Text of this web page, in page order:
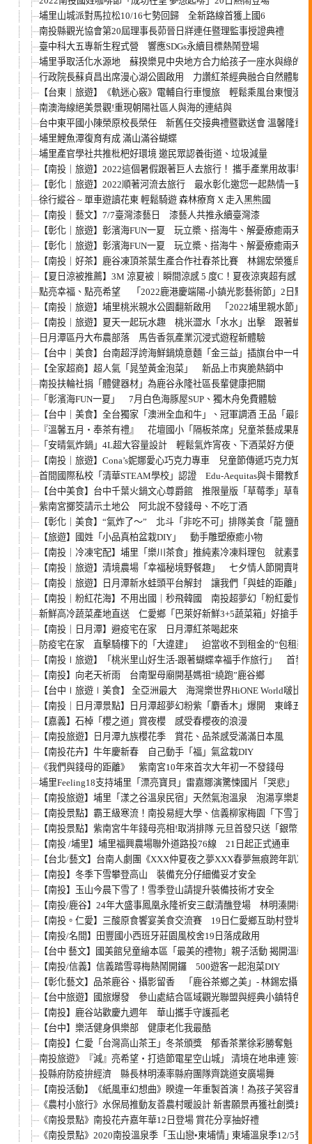
埔里山城派對馬拉松10/16七勢回歸 全新路線首獲上國6
南投縣觀光協會第20屆理事長茆晉日牂連任暨理監事授證典禮
臺中科大五專新生程式營 響應SDGs永續目標熱鬧登場
埔里爭取活化水源地 蘇揆樂見中央地方合力給孩子一座水與綠的
行政院長蘇貞昌出席漫心湖公園啟用 力讚紅茶經典融合自然體驗
【台東｜旅遊】《軌迷心竅》電輔自行車慢旅 輕鬆乘風台東慢漫遊
南澳海線絕美景觀!重現朝陽社區人與海的連結與
台中東平國小陳榮原校長榮任 新舊任交接典禮暨歡送會 溫馨隆重
埔里鯉魚潭復育有成 滿山滿谷蝴蝶
埔里產官學社共推枇杷好環境 邀民眾認養街道、垃圾減量
【南投｜旅遊】2022這個暑假跟著巨人去旅行！ 攜手產業用故事導
【彰化｜旅遊】2022順著河流去旅行 最水彰化邀您一起熱情一夏
徐行縱谷 ~ 單車遊讀花東 輕鬆騎遊 森林療育 X 走入黑熊國
【南投｜藝文】7/7臺灣漆藝日 漆藝人共推永續臺灣漆
【彰化｜旅遊】彰濱海FUN一夏 玩立槳、搭海牛、解憂療癒兩天
【彰化｜旅遊】彰濱海FUN一夏 玩立槳、搭海牛、解憂療癒兩天
【南投｜好茶】鹿谷凍頂茶葉生產合作社春茶比賽 林錫宏榮獲烏
【夏日涼被推薦】3M 涼夏被｜瞬間涼感 5 度C！夏夜涼爽超有感
點亮幸福、點亮希望 「2022鹿港慶端陽-小鎮光影藝術節」2日點
【南投｜旅遊】埔里桃米親水公園翻新啟用 「2022埔里親水節」
【南投｜旅遊】夏天一起玩水趣 桃米澀水「水水」出擊 跟著蝴
日月潭區丹大布農部落 馬告香氛產業沉浸式遊程新體驗
【台中｜美食】台南超浮誇海鮮鍋燒意麵「金三益」插旗台中一
【全家超商】超人氣「晁堃黃金泡菜」 新品上市爽脆熱銷中
南投扶輪社捐「體健器材」為鹿谷永隆社區長輩健康把關
「彰濱海FUN一夏」 7月白色海豚屋SUP、獨木舟免費體驗
【台中｜美食】全台獨家「澳洲全血和牛」、冠軍調酒 王品「最肉
『溫馨五月‧奉茶有禮』 花壇國小「隔板茶席」兒童茶藝成果展
「安晴氣炸鍋」4L超大容量設計 輕鬆氣炸宵夜、下酒菜好方便
【南投｜旅遊】Cona’s妮娜愛心巧克力專車 兒童節傳遞巧克力知
首間國際私校「清華STEAM學校」認證 Edu-Aequitas與卡爾教育
【台中美食】台中千葉火鍋文心尊爵館 推限量版「草莓季」草莓
紫南宮擲筊請示土地公 阿北說不發錢母、不吃丁酒
【彰化｜美食】“氣炸了～” 北斗「非吃不可」排隊美食「龍 鹽酥
【旅遊】國姓「小品真柏盆栽DIY」 動手雕塑療癒小物
【南投｜冷凍宅配】埔里「樂川茶食」推純素冷凍料理包 就素要
【南投｜旅遊】清境農場「幸福秘境野餐趣」 七夕情人節開賣啦!!
【南投｜旅遊】日月潭新水蛙頭平台解封 讓我們「與蛙的距離」
【南投｜粉紅花海】不用出國｜秒飛韓國 南投超夢幻「粉紅愛情
新鮮高冷蔬菜產地直送 仁愛鄉「巴萊好新鮮3+5蔬菜箱」好搶手
【南投｜日月潭】避疫宅在家 日月潭紅茶喝起來
防疫宅在家 直擊騎樓下的「大違建」 迫當收不到租金的“包租婆”
【南投∣旅遊】「桃米里山好生活-跟著蝴蝶幸福手作旅行」 首發
【南投】向老天祈雨 台南聖母廟開基媽祖“繞跑”鹿谷鄉
【台中∣旅遊∣美食】 全亞洲最大 海灣樂世界HiONE World啵比
【南投｜日月潭景點】日月潭超夢幻粉紫「麝香木」爆開 東峰五
【嘉義】石棹「櫻之道」賞夜櫻 感受春櫻夜的浪漫
【南投旅遊】日月潭九族櫻花季 賞花、品茶感受滿滿日本風
【南投花卉】牛年慶新春 自己動手「福」氣盆栽DIY
《我們與錢母的距離》 紫南宮10年來首次大年初一不發錢母
埔里Feeling18支持埔里「漂亮寶貝」雷嘉娜演驚悚國片「哭悲」
【南投旅遊】埔里「漾之谷溫泉民宿」天然氣泡溫泉 泡湯享樂趣
【南投景點】霸王級寒流！南投易經大學、信義柳家梅園「下雪了
【南投景點】紫南宮牛年錢母亮相!取消排隊 元旦首發只送「銀幣」
【南投 /埔里】埔里福興農場聯外道路投76線 21日起正式通車
【台北/藝文】台南人劇團《XXX仲夏夜之夢XXX春夢無痕跨年趴》
【南投】冬季下雪攀登高山 裝備充分仔細備妥才安全
【南投】玉山今晨下雪了！雪季登山請提升裝備技術才安全
【南投/鹿谷】24年大盛事鳳凰永隆祈安三獻清醮登場 林明溱開香
【南投。仁愛】三酸原食饗宴美食交流賽 19日仁愛鄉互助村登場
【南投/名間】田豐國小西班牙莊園風校舍19日落成啟用
【台中 藝文】國美館兒童繪本區「最美的禮物」親子活動 揭開溫馨
【南投/信義】信義踏雪尋梅熱鬧開鑼 500遊客一起泡菜DIY
【彰化藝文】品茶鹿谷、攝影留香 「鹿谷茶鄉之美」- 林錫宏攝影
【台中旅遊】國旅爆發 參山處結合區域觀光聯盟與經典小鎮特色
【南投】鹿谷站歡慶九週年 華山攜手守護孤老
【台中】樂活健身俱樂部 健康老化我最酷
【南投】仁愛「台灣高山茶王」冬茶頒獎 郁香茶業徐彩勝奪魁
南投旅遊》『減』亮希望‧打造節電星空山城」 清境在地串連 簽署
投縣府防疫拚經濟 縣長林明溱率縣府團隊齊跳道安廣場舞
【南投活動】《紙風車幻想曲》睽違一年重製首演！為孩子笑容重
《農村小旅行》水保局推動友善農村暖設計 新書願景再獲社創獎肯定
《南投景點》南投花卉嘉年華12日登場 賞花分享抽好禮
《南投景點》2020南投溫泉季「玉山戀•東埔情｣ 東埔溫泉季12/5登場